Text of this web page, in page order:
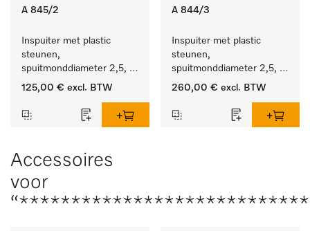
A 845/2
Inspuiter met plastic
steunen,
spuitmonddiameter 2,5,
lengte 125 mm, 10 stuks.
125,00 € excl. BTW
A 844/3
Inspuiter met plastic
steunen,
spuitmonddiameter 2,5,
lengte 80 mm, 20 stuks.
260,00 € excl. BTW
Accessoires
voor